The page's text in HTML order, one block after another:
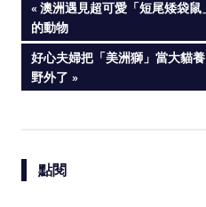
Post
navigation
PREVIOUS
POST:
澳洲遇見超可愛「短尾矮袋
的動物
NEXT
POST:
好心夫婦把「美洲獅」當大貓
野外了
點閱